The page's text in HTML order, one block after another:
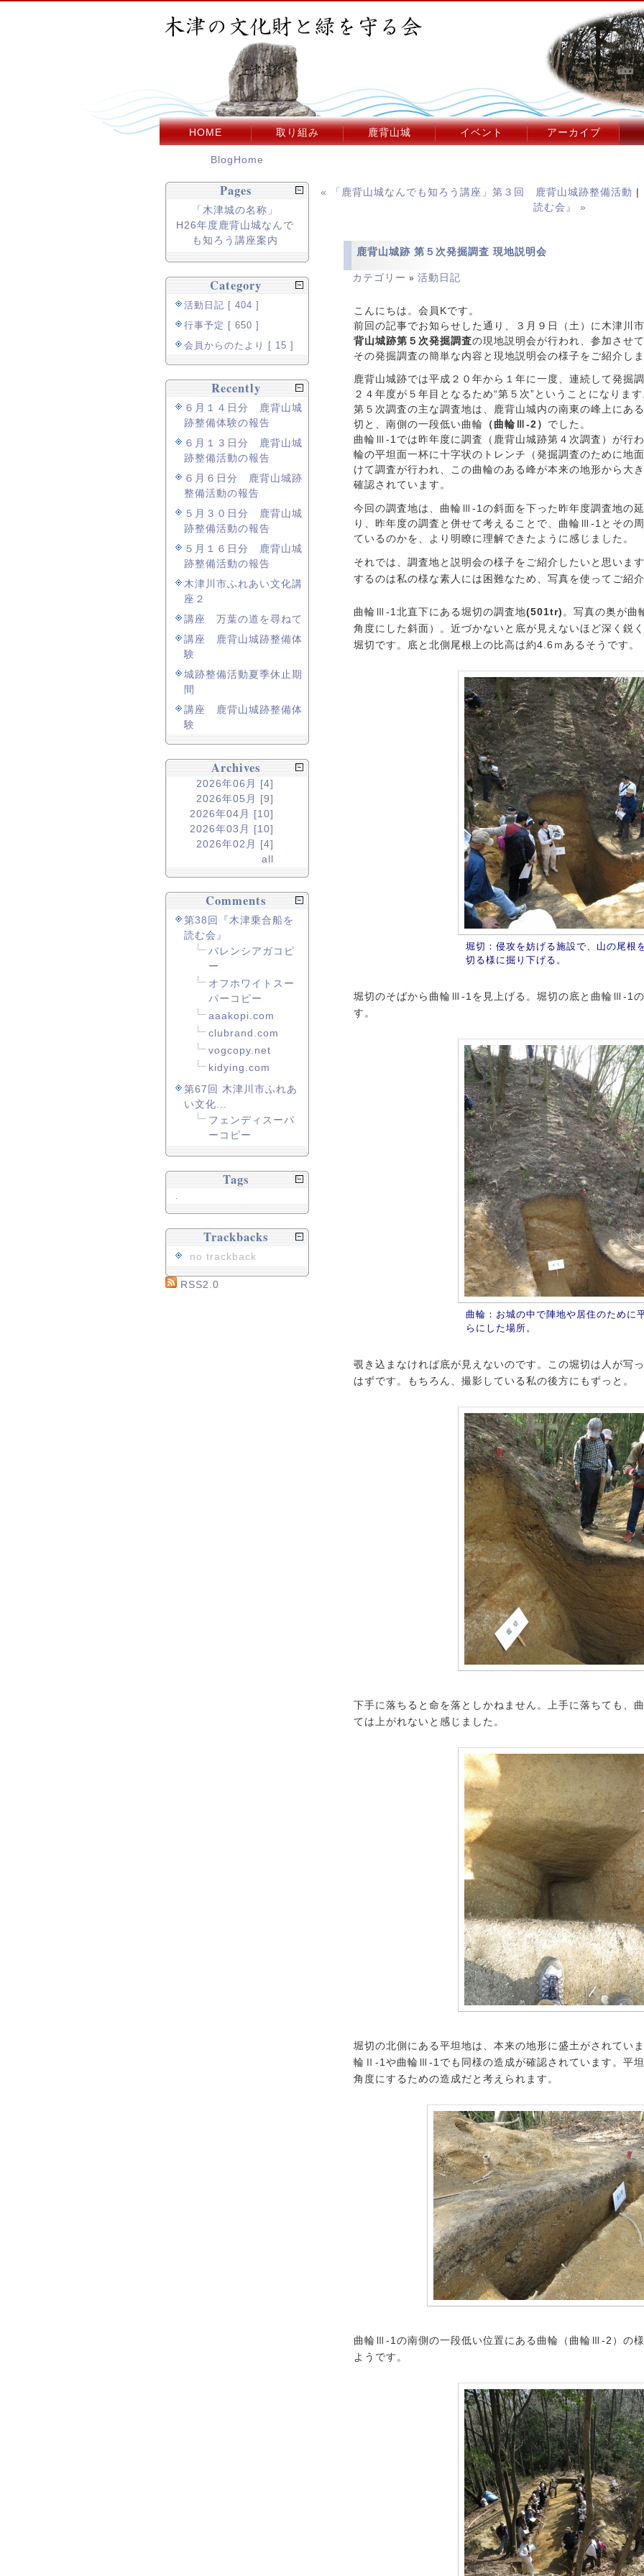
HOME 取り組み 鹿背山城 イベント アーカイブ
« 「鹿背山城なんでも知ろう講座」第３回 鹿背山城跡整備活動 |
読む会』 »
鹿背山城跡 第５次発掘調査 現地説明会
カテゴリー » 活動日記
こんにちは。会員Kです。
前回の記事でお知らせした通り、３月９日（土）に木津川
背山城跡第５次発掘調査の現地説明会が行われ、参加させ
その発掘調査の簡単な内容と現地説明会の様子をご紹介し
鹿背山城跡では平成２０年から１年に一度、連続して発掘
２４年度が５年目となるため“第５次”ということになりま
第５次調査の主な調査地は、鹿背山城内の南東の峰上にある
切と、南側の一段低い曲輪 （曲輪Ⅲ‐2） でした。
曲輪Ⅲ‐1では昨年度に調査（鹿背山城跡第４次調査）が行
輪の平坦面一杯に十字状のトレンチ（発掘調査のために地
けて調査が行われ、この曲輪のある峰が本来の地形から大
確認されています。
今回の調査地は、曲輪Ⅲ‐1の斜面を下った昨年度調査地の
り、昨年度の調査と併せて考えることで、曲輪Ⅲ‐1とその
ているのかを、より明瞭に理解できたように感じました。
それでは、調査地と説明会の様子をご紹介したいと思いま
するのは私の様な素人には困難なため、写真を使ってご紹
曲輪Ⅲ‐1北直下にある堀切の調査地(501tr) 。写真の奥が
角度にした斜面）。近づかないと底が見えないほど深く鋭
堀切です。底と北側尾根上の比高は約4.6ｍあるそうです。
堀切：侵攻を妨げる施設で、山の尾根
切る様に掘り下げる。
堀切のそばから曲輪Ⅲ‐1を見上げる。堀切の底と曲輪Ⅲ‐1
す。
曲輪：お城の中で陣地や居住のために
らにした場所。
覗き込まなければ底が見えないのです。この堀切は人が写
はずです。もちろん、撮影している私の後方にもずっと。
下手に落ちると命を落としかねません。上手に落ちても、
ては上がれないと感じました。
堀切の北側にある平坦地は、本来の地形に盛土がされてい
輪Ⅱ‐1や曲輪Ⅲ‐1でも同様の造成が確認されています。平
角度にするための造成だと考えられます。
曲輪Ⅲ‐1の南側の一段低い位置にある曲輪（曲輪Ⅲ‐2）の
ようです。
BlogHome
Pages
「木津城の名称」
H26年度鹿背山城なんで
も知ろう講座案内
Category
活動日記 [ 404 ]
行事予定 [ 650 ]
会員からのたより [ 15 ]
Recently
６月１４日分 鹿背山城
跡整備体験の報告
６月１３日分 鹿背山城
跡整備活動の報告
６月６日分 鹿背山城跡
整備活動の報告
５月３０日分 鹿背山城
跡整備活動の報告
５月１６日分 鹿背山城
跡整備活動の報告
木津川市ふれあい文化講
座２
講座 万葉の道を尋ねて
講座 鹿背山城跡整備体
験
城跡整備活動夏季休止期
間
講座 鹿背山城跡整備体
験
Archives
2026年06月 [4]
2026年05月 [9]
2026年04月 [10]
2026年03月 [10]
2026年02月 [4]
all
Comments
第38回『木津乗合船を
読む会』
バレンシアガコピ
ー
オフホワイトスー
パーコピー
aaakopi.com
clubrand.com
vogcopy.net
kidying.com
第67回 木津川市ふれあ
い文化...
フェンディスーパ
ーコピー
Tags
Trackbacks
no trackback
RSS2.0